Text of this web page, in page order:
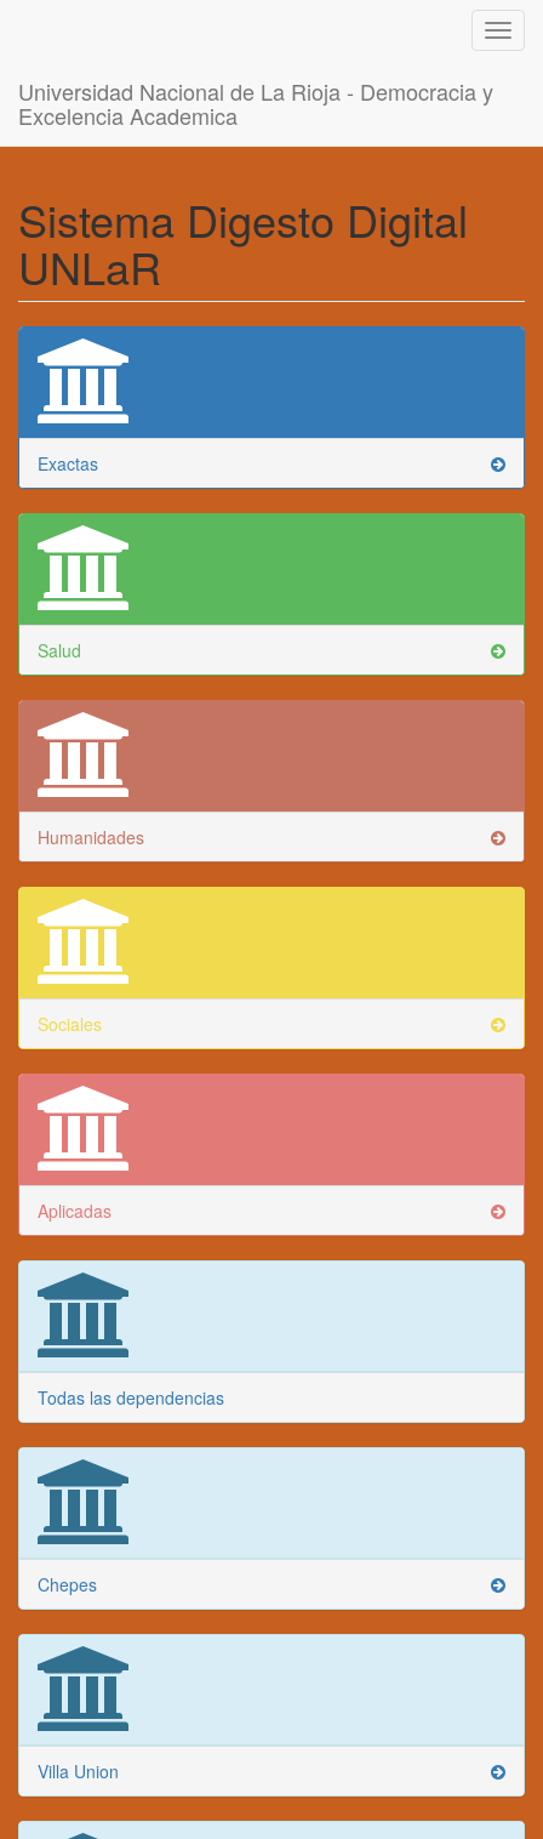
Universidad Nacional de La Rioja - Democracia y
Excelencia Academica
Sistema Digesto Digital
UNLaR
Exactas
Salud
Humanidades
Sociales
Aplicadas
Todas las dependencias
Chepes
Villa Union